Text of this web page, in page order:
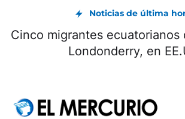
Noticias de última
Cinco migrantes ecuatorianos
Londonderry, en